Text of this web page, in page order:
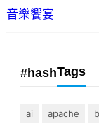
音樂饗宴
#hashTags
ai apache